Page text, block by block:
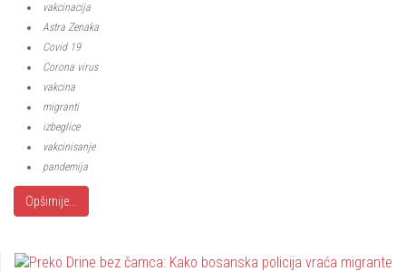
vakcinacija
Astra Zenaka
Covid 19
Corona virus
vakcina
migranti
izbeglice
vakcinisanje
pandemija
Opširnije...